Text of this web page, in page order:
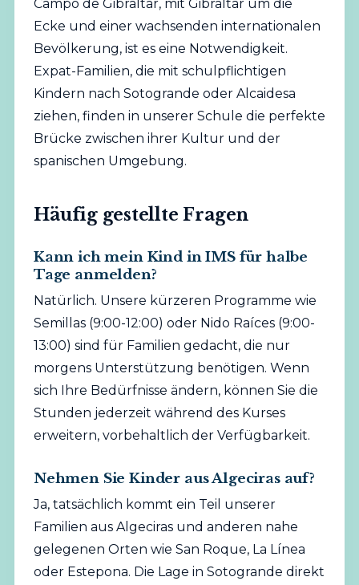
Campo de Gibraltar, mit Gibraltar um die
Ecke und einer wachsenden internationalen
Bevölkerung, ist es eine Notwendigkeit.
Expat-Familien, die mit schulpflichtigen
Kindern nach Sotogrande oder Alcaidesa
ziehen, finden in unserer Schule die perfekte
Brücke zwischen ihrer Kultur und der
spanischen Umgebung.
Häufig gestellte Fragen
Kann ich mein Kind in IMS für halbe
Tage anmelden?
Natürlich. Unsere kürzeren Programme wie
Semillas (9:00-12:00) oder Nido Raíces (9:00-
13:00) sind für Familien gedacht, die nur
morgens Unterstützung benötigen. Wenn
sich Ihre Bedürfnisse ändern, können Sie die
Stunden jederzeit während des Kurses
erweitern, vorbehaltlich der Verfügbarkeit.
Nehmen Sie Kinder aus Algeciras auf?
Ja, tatsächlich kommt ein Teil unserer
Familien aus Algeciras und anderen nahe
gelegenen Orten wie San Roque, La Línea
oder Estepona. Die Lage in Sotogrande direkt